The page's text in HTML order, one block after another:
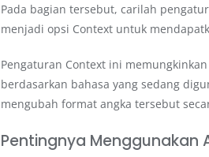
Pada bagian tersebut, carilah
menjadi opsi Context untuk
Pengaturan Context ini
berdasarkan bahasa yang sedang
mengubah format angka tersebut
Pentingnya Menggunakan